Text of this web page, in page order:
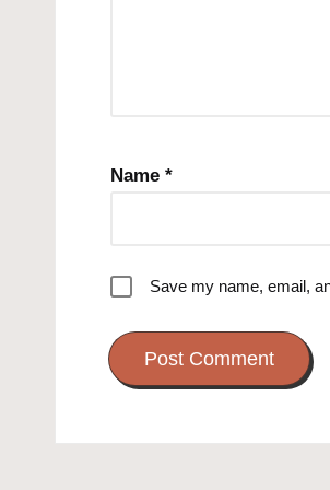
Name *
Save my name, email,